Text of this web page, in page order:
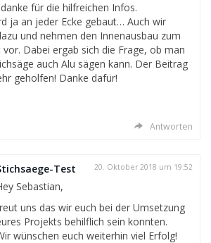
für die hilfreichen Infos.
ja an jeder Ecke gebaut… Auch wir
und nehmen den Innenausbau zum
vor. Dabei ergab sich die Frage, ob man
auch Alu sägen kann. Der Beitrag
geholfen! Danke dafür!
Antworten
Test 20. Oktober 2018 um 19:52
Sebastian,
uns das wir euch bei der Umsetzung
Projekts behilflich sein konnten.
wünschen euch weiterhin viel Erfolg!